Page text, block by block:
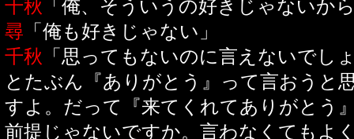
千秋 「俺、そういうの好きじゃないか
尋 「俺も好きじゃない」
千秋 「思ってもないのに言えないでし
とたぶん『ありがとう』って言おうと
すよ。だって『来てくれてありがとう
前提じゃないですか。言わなくても